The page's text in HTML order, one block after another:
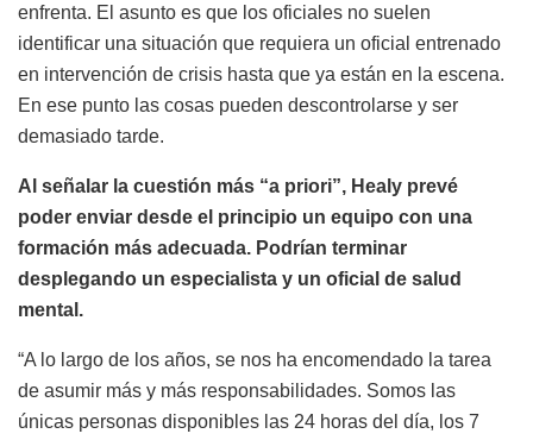
enfrenta. El asunto es que los oficiales no suelen
identificar una situación que requiera un oficial entrenado
en intervención de crisis hasta que ya están en la escena.
En ese punto las cosas pueden descontrolarse y ser
demasiado tarde.
Al señalar la cuestión más “a priori”, Healy prevé
poder enviar desde el principio un equipo con una
formación más adecuada. Podrían terminar
desplegando un especialista y un oficial de salud
mental.
“A lo largo de los años, se nos ha encomendado la tarea
de asumir más y más responsabilidades. Somos las
únicas personas disponibles las 24 horas del día, los 7